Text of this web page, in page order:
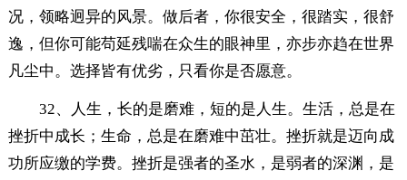
况，领略迥异的风景。做后者，你很安全，很踏实，很舒
逸，但你可能苟延残喘在众生的眼神里，亦步亦趋在世界
凡尘中。选择皆有优劣，只看你是否愿意。
32、人生，长的是磨难，短的是人生。生活，总是在
挫折中成长；生命，总是在磨难中茁壮。挫折就是迈向成
功所应缴的学费。挫折是强者的圣水，是弱者的深渊，是